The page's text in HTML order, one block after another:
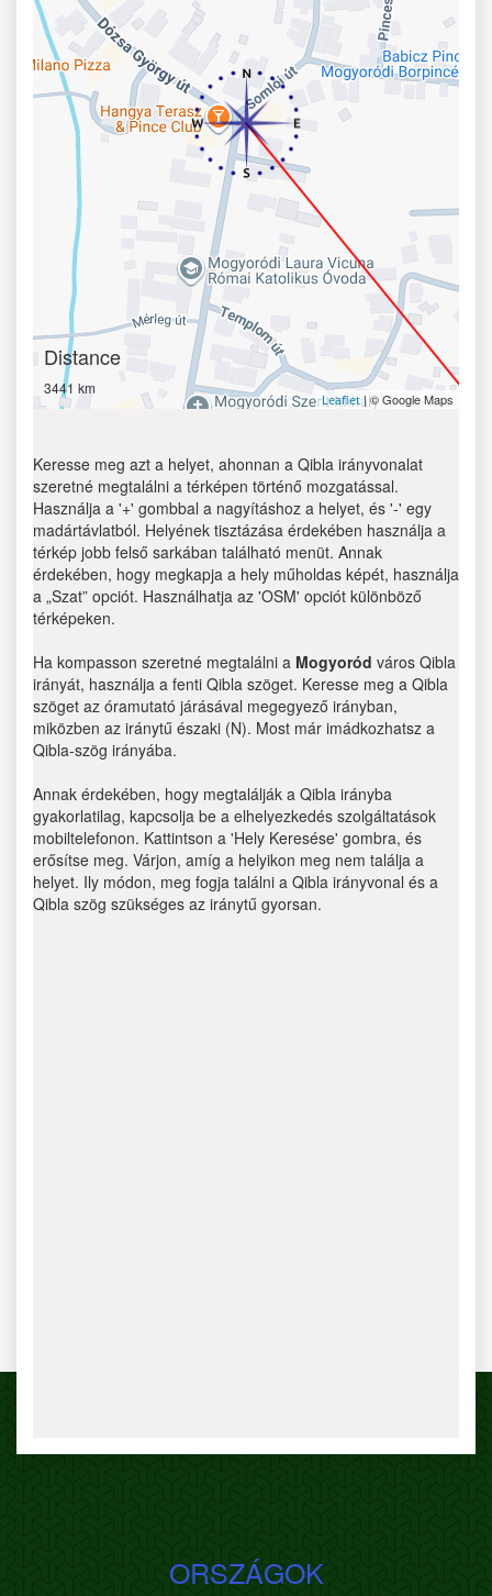
Distance
3441 km
Leaflet| © Google Maps
Keresse meg azt a helyet, ahonnan a Qibla irányvonalat
szeretné megtalálni a térképen történő mozgatással.
Használja a '+' gombbal a nagyításhoz a helyet, és '-' egy
madártávlatból. Helyének tisztázása érdekében használja a
térkép jobb felső sarkában található menüt. Annak
érdekében, hogy megkapja a hely műholdas képét, használja
a „Szat” opciót. Használhatja az 'OSM' opciót különböző
térképeken.
Ha kompasson szeretné megtalálni a Mogyoród város Qibla
irányát, használja a fenti Qibla szöget. Keresse meg a Qibla
szöget az óramutató járásával megegyező irányban,
miközben az iránytű északi (N). Most már imádkozhatsz a
Qibla-szög irányába.
Annak érdekében, hogy megtalálják a Qibla irányba
gyakorlatilag, kapcsolja be a elhelyezkedés szolgáltatások
mobiltelefonon. Kattintson a 'Hely Keresése' gombra, és
erősítse meg. Várjon, amíg a helyikon meg nem találja a
helyet. Ily módon, meg fogja találni a Qibla irányvonal és a
Qibla szög szükséges az iránytű gyorsan.
ORSZÁGOK